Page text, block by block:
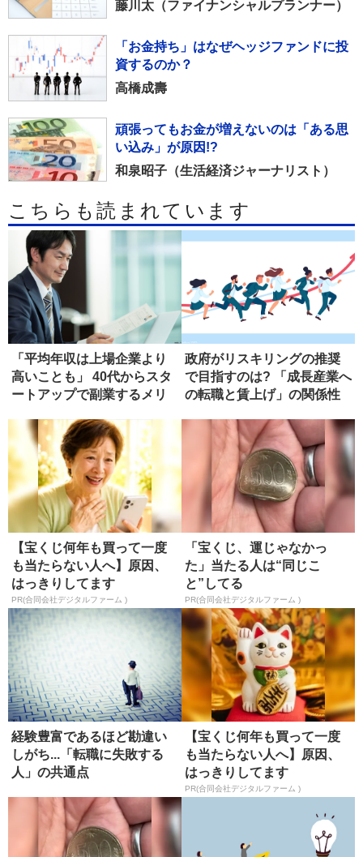
藤川太（ファイナンシャルプランナー）
「お金持ち」はなぜヘッジファンドに投
資するのか？
高橋成壽
頑張ってもお金が増えないのは「ある思
い込み」が原因!?
和泉昭子（生活経済ジャーナリスト）
こちらも読まれています
「平均年収は上場企業より
高いことも」 40代からスタ
ートアップで副業するメリ
政府がリスキリングの推奨
で目指すのは? 「成長産業へ
の転職と賃上げ」の関係性
【宝くじ何年も買って一度
も当たらない人へ】原因、
はっきりしてます
PR(合同会社デジタルファーム )
「宝くじ、運じゃなかっ
た」当たる人は“同じこ
と”してる
PR(合同会社デジタルファーム )
経験豊富であるほど勘違い
しがち...「転職に失敗する
人」の共通点
【宝くじ何年も買って一度
も当たらない人へ】原因、
はっきりしてます
PR(合同会社デジタルファーム )